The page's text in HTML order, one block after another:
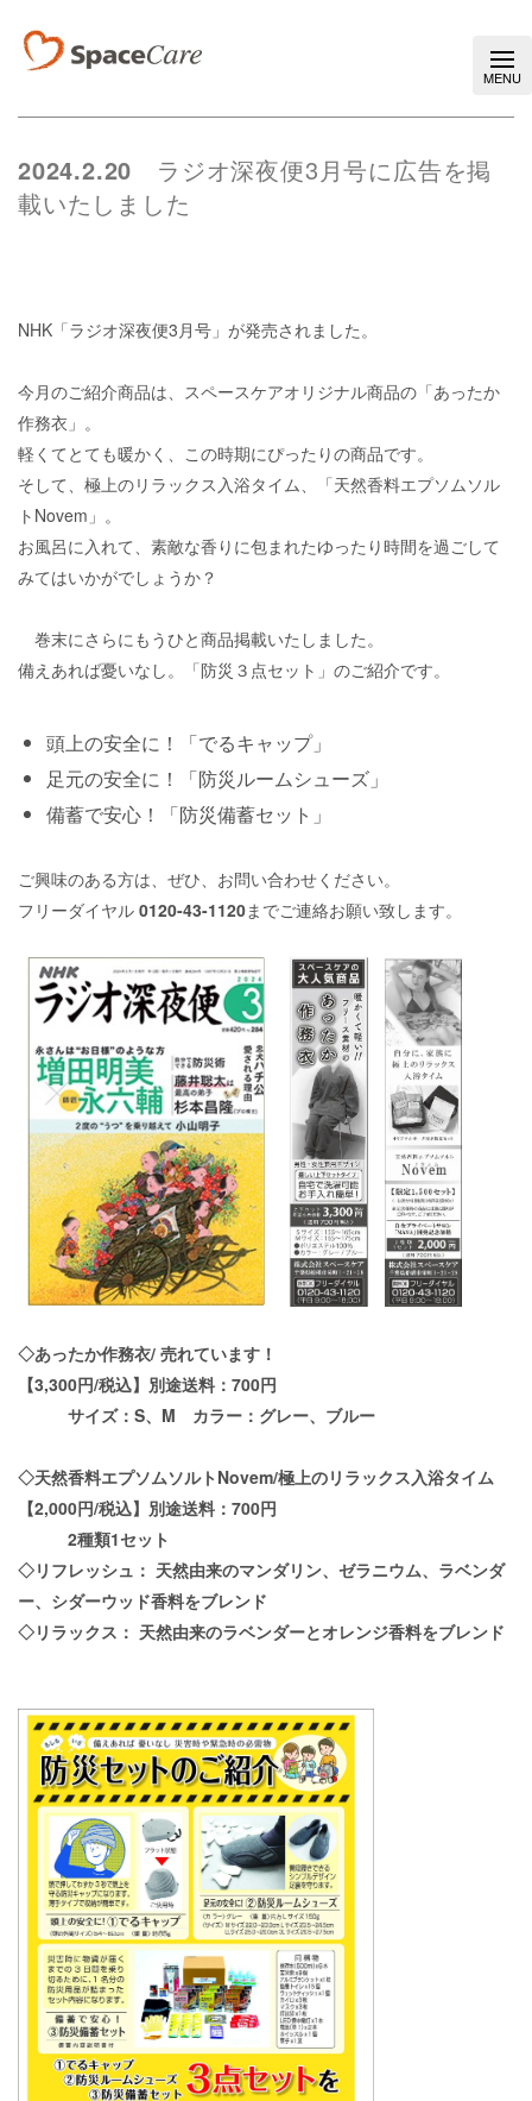
2024.2.20
ラジオ深夜便3月号に広告を掲
載いたしました
NHK「ラジオ深夜便3月号」が発売されました。
今月のご紹介商品は、スペースケアオリジナル商品の「あったか
作務衣」。
軽くてとても暖かく、この時期にぴったりの商品です。
そして、極上のリラックス入浴タイム、「天然香料エプソムソル
ト Novem 」。
お風呂に入れて、素敵な香りに包まれたゆったり時間を過ごして
みてはいかがでしょうか？
巻末にさらにもうひと商品掲載いたしました。
備えあれば憂いなし。「防災３点セット」のご紹介です。
頭上の安全に！「でるキャップ」
足元の安全に！「防災ルームシューズ」
備蓄で安心！「防災備蓄セット」
ご興味のある方は、ぜひ、お問い合わせください。
フリーダイヤル 0120-43-1120までご連絡お願い致します。
◇あったか作務衣/ 売れています！
【3,300円/税込】別途送料： 700円
サイズ： S、 M カラー：グレー、ブルー
◇天然香料エプソムソルト Novem/極上のリラックス入浴タイム
【2,000円/税込】別途送料： 700円
2種類1セット
◇リフレッシュ： 天然由来のマンダリン、ゼラニウム、ラベンダ
ー、シダーウッド香料をブレンド
◇リラックス： 天然由来のラベンダーとオレンジ香料をブレンド